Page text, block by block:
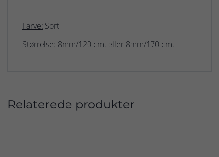
Farve: Sort
Størrelse: 8mm/120 cm. eller 8mm/170 cm.
Relaterede produkter